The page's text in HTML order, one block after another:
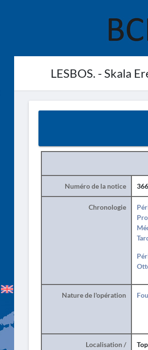
LESBOS. - Skala
Numéro de la notice
Chronologie
Nature de l'opération
Localisation /